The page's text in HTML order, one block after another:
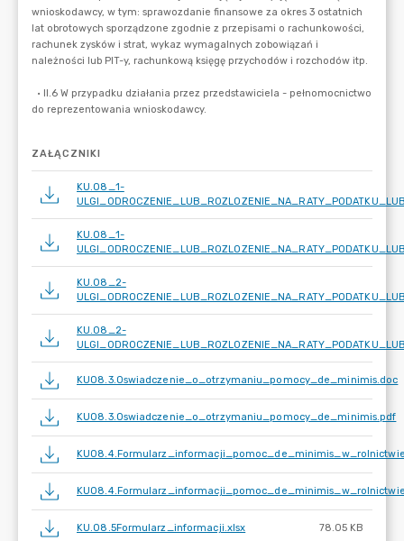
ZAŁĄCZNIKI
KU.08_1-
KU.08_1-
KU.08_2-
KU.08_2-
KU08.3.Oswiadczenie_o_otrzymaniu_pomocy_de_minimis.doc
KU08.3.Oswiadczenie_o_otrzymaniu_pomocy_de_minimis.pdf
KU.08.5Formularz_informacji.xlsx 78.05 KB